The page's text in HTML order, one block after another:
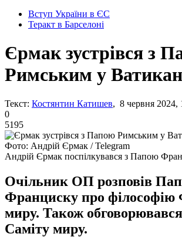
Вступ України в ЄС
Теракт в Барселоні
Єрмак зустрівся з
Римським у
Текст: Костянтин Катишев, 8 червня 2024,
0
5195
Фото: Андрій Єрмак / Telegram
Андрій Єрмак поспілкувався з Папою
Очільник ОП розповів
Франциску про
миру. Також
Саміту миру.